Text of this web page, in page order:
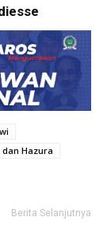
Hazura
Berita Selanjutnya